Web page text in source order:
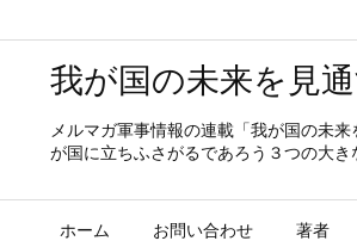
我が国の未来を見
メルマガ軍事情報の連載「我が国の未
が国に立ちふさがるであろう３つの大
ホーム お問い合わせ 著者